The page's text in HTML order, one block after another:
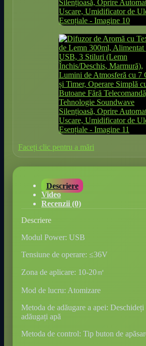
Faceți clic pentru a mări
Descriere
Video
Recenzii (0)
Descriere
Modul Power: USB
Tensiune de operare: ≤36V
Zona de aplicare: 10-20㎡
Mod de lucru: Atomizare
Metoda de adăugare a apei: Deschideți
adăugați apă
Metoda de control: Tip buton de